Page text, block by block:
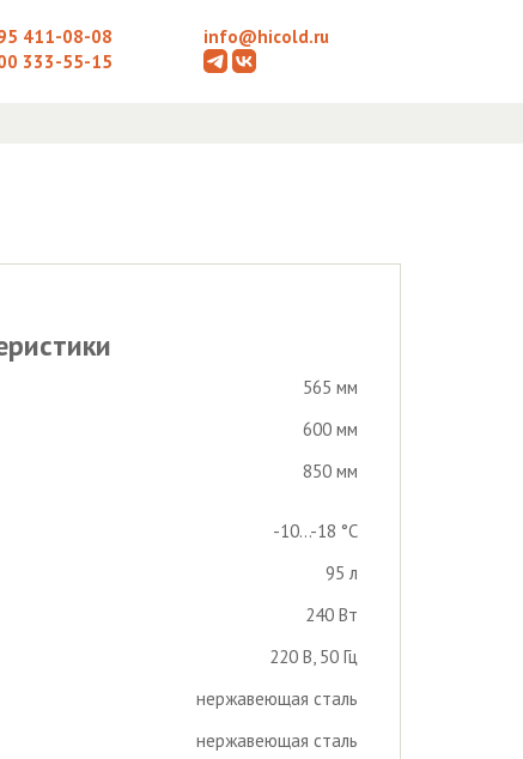
411-08-08
333-55-15
info@hicold.ru
565 мм
600 мм
850 мм
-10...-18 °С
95 л
240 Вт
220 В, 50 Гц
нержавеющая сталь
нержавеющая сталь